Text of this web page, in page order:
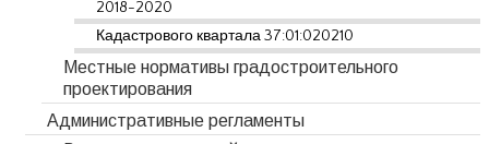
2018-2020
Кадастрового квартала 37:01:020210
Местные нормативы градостроительного
проектирования
Административные регламенты